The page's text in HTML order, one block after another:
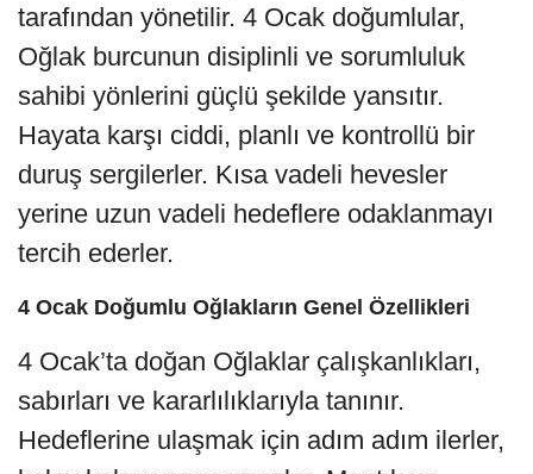
tarafından yönetilir. 4 Ocak doğumlular,
Oğlak burcunun disiplinli ve sorumluluk
sahibi yönlerini güçlü şekilde yansıtır.
Hayata karşı ciddi, planlı ve kontrollü bir
duruş sergilerler. Kısa vadeli hevesler
yerine uzun vadeli hedeflere odaklanmayı
tercih ederler.
4 Ocak Doğumlu Oğlakların Genel Özellikleri
4 Ocak’ta doğan Oğlaklar çalışkanlıkları,
sabırları ve kararlılıklarıyla tanınır.
Hedeflerine ulaşmak için adım adım ilerler,